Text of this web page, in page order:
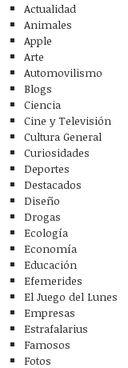
Actualidad
Animales
Apple
Arte
Automovilismo
Blogs
Ciencia
Cine y Televisión
Cultura General
Curiosidades
Deportes
Destacados
Diseño
Drogas
Ecología
Economía
Educación
Efemerides
El Juego del Lunes
Empresas
Estrafalarius
Famosos
Fotos